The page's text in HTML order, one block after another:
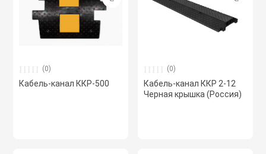
(0)
Кабель-канал ККР-500
(0)
Кабель-канал ККР 2-12
Черная крышка (Россия)